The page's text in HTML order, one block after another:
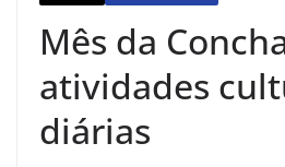
Mês da
atividades
diárias